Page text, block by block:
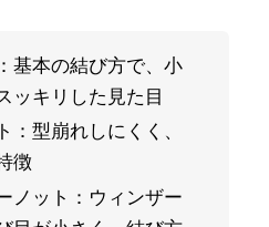
基本の結び方で、小
ッキリした見た目
：型崩れしにくく、
徴
ノット：ウィンザー